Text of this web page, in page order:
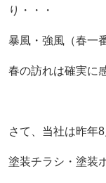
り・・・
暴風・強風（春一
春の訪れは確実に
さて、当社は昨年
塗装チラシ・塗装